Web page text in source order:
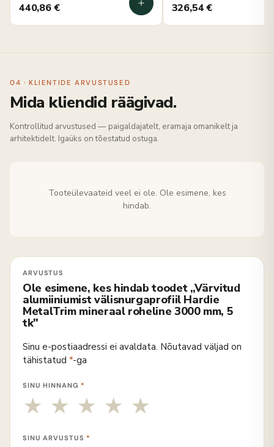
440,86€ 326,54€
04 · KLIENTIDE ARVUSTUSED
Mida kliendid räägivad.
Kontrollitud arvustused — paigaldajatelt, eramaja omanikelt ja
arhitektidelt. Igaüks on tõestatud ostuga.
Tooteülevaateid veel ei ole. Ole esimene, kes
hindab.
Ole esimene, kes hindab toodet „Värvitud
alumiiniumist välisnurgaprofiil Hardie
MetalTrim mineraal roheline 3000 mm, 5
tk"
Sinu e-postiaadressi ei avaldata. Nõutavad väljad on
tähistatud *-ga
SINU HINNANG *
SINU ARVUSTUS *